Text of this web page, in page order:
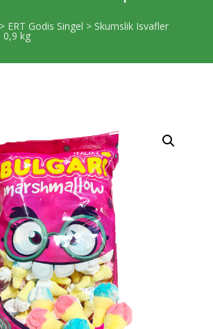
> ERT Godis Singel > Skumslik Isvafler
kg